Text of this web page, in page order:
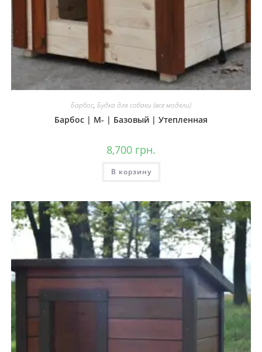
Барбос, Будка для собаки (все модели)
Барбос | М- | Базовый | Утепленная
8,700 грн.
В корзину